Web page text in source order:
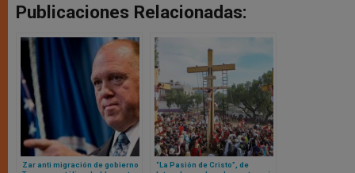
Publicaciones Relacionadas:
Zar anti migración de gobierno
“La Pasión de Cristo”, de